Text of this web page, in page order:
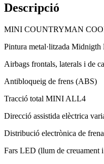
Descripció
MINI COUNTRYMAN
Pintura metal·litzada Midnigth
Airbags frontals, laterals i de
Antibloqueig de frens (ABS)
Tracció total MINI ALL4
Direcció assistida elèctrica
Distribució electrònica de
Fars LED (llum de creuament